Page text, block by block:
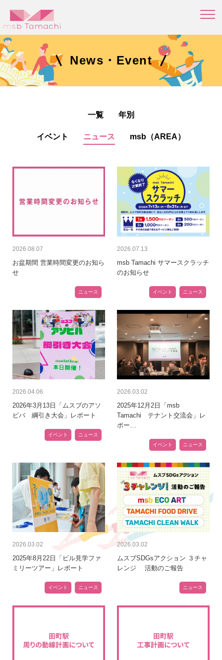
News・Event
一覧 年別
イベント ニュース msb（AREA）
2026.08.07
お盆期間 営業時間変更のお知ら
せ
ニュース
2026.07.13
msb Tamachi サマースクラッチ
のお知らせ
イベント ニュース
2026.04.06
2026年3月13日「ムスブのアソ
ビバ 綱引き大会」レポート
イベント ニュース
2026.03.02
2025年12月2日「msb
Tamachi テナント交流会」レ
ポー…
イベント ニュース
2026.03.02
2025年8月22日「ビル見学ファ
ミリーツアー」レポート
イベント ニュース
2026.03.02
ムスブSDGsアクション ３チャ
レンジ 活動のご報告
ニュース